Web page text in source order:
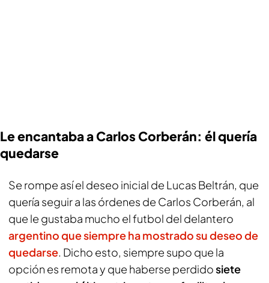
Le encantaba a Carlos Corberán: él quería
quedarse
Se rompe así el deseo inicial de Lucas Beltrán, que
quería seguir a las órdenes de Carlos Corberán, al
que le gustaba mucho el futbol del delantero
argentino que siempre ha mostrado su deseo de
quedarse . Dicho esto, siempre supo que la
opción es remota y que haberse perdidosiete